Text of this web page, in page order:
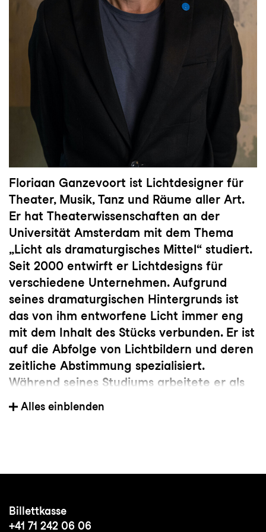
Floriaan Ganzevoort ist Lichtdesigner für
Theater, Musik, Tanz und Räume aller Art.
Er hat Theaterwissenschaften an der
Universität Amsterdam mit dem Thema
„Licht als dramaturgisches Mittel“ studiert.
Seit 2000 entwirft er Lichtdesigns für
verschiedene Unternehmen. Aufgrund
seines dramaturgischen Hintergrunds ist
das von ihm entworfene Licht immer eng
mit dem Inhalt des Stücks verbunden. Er ist
auf die Abfolge von Lichtbildern und deren
zeitliche Abstimmung spezialisiert.
Während seines Studiums arbeitete er als
technischer Koordinator für die
Choreografen Emio Greco und Pieter
Lichtdesigner hat Floriaan mit der
Alles einblenden
Billettkasse
+41 71 242 06 06